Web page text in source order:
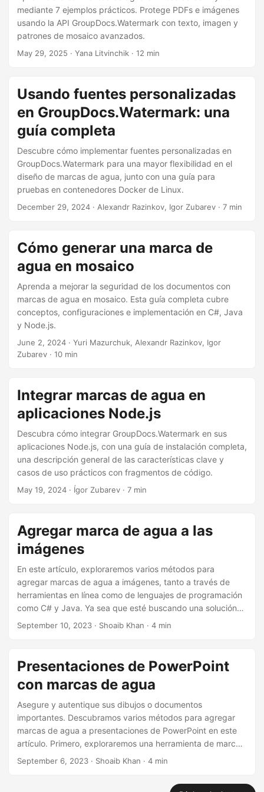
mediante 7 ejemplos prácticos. Protege PDFs e imágenes
usando la API GroupDocs.Watermark con texto, imagen y
patrones de mosaico avanzados.
May 29, 2025 · Yana Litvinchik · 12 min
Usando fuentes personalizadas
en GroupDocs.Watermark: una
guía completa
Descubre cómo implementar fuentes personalizadas en
GroupDocs.Watermark para una mayor flexibilidad en el
diseño de marcas de agua, junto con una guía para
pruebas en contenedores Docker de Linux.
December 29, 2024 · Alexandr Razinkov, Igor Zubarev · 7 min
Cómo generar una marca de
agua en mosaico
Aprenda a mejorar la seguridad de los documentos con
marcas de agua en mosaico. Esta guía completa cubre
conceptos, configuraciones e implementación en C#, Java
y Node.js.
June 2, 2024 · Yuri Mazurchuk, Alexandr Razinkov, Igor
Zubarev · 10 min
Integrar marcas de agua en
aplicaciones Node.js
Descubra cómo integrar GroupDocs.Watermark en sus
aplicaciones Node.js, con una guía de instalación completa,
una descripción general de las características clave y
casos de uso prácticos con fragmentos de código.
May 19, 2024 · Ígor Zubarev · 7 min
Agregar marca de agua a las
imágenes
En este artículo, exploraremos varios métodos para
agregar marcas de agua a imágenes, tanto a través de
herramientas en línea como de lenguajes de programación
como C# y Java. Ya sea que esté buscando una solución
rápida en línea o un enfoque más personalizado, lo
September 10, 2023 · Shoaib Khan · 4 min
Presentaciones de PowerPoint
con marcas de agua
Asegure y autentique sus dibujos o documentos
importantes. Descubramos varios métodos para agregar
marcas de agua a presentaciones de PowerPoint en este
artículo. Primero, exploraremos una herramienta de marca
de agua en línea fácil de usar. Más adelante
September 6, 2023 · Shoaib Khan · 4 min